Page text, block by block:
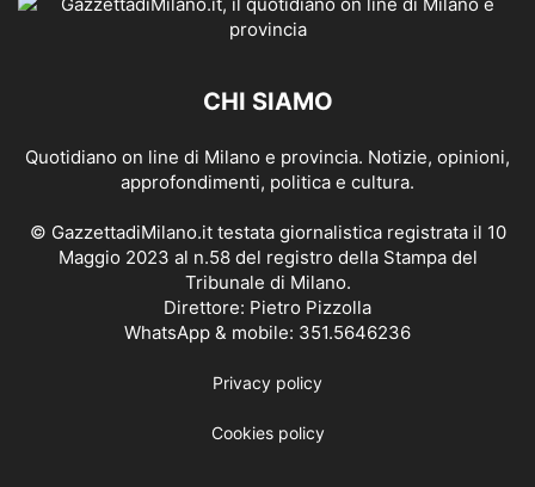
CHI SIAMO
Quotidiano on line di Milano e provincia. Notizie, opinioni,
approfondimenti, politica e cultura.
© GazzettadiMilano.it testata giornalistica registrata il 10
Maggio 2023 al n.58 del registro della Stampa del
Tribunale di Milano.
Direttore: Pietro Pizzolla
WhatsApp & mobile: 351.5646236
Privacy policy
Cookies policy